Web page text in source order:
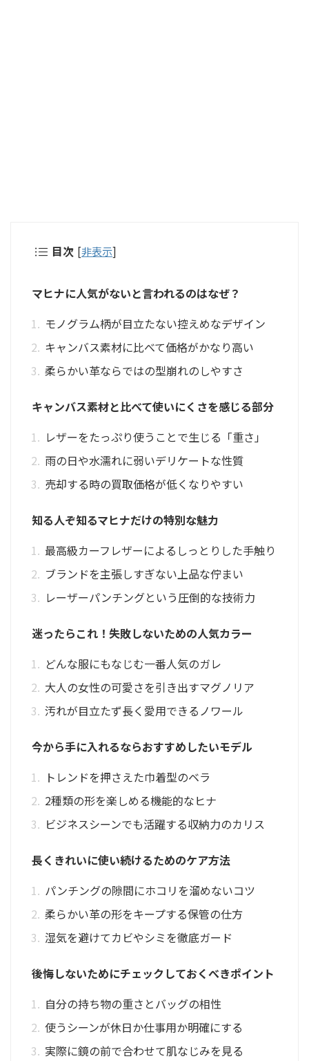
目次 [非表示]
マヒナに人気がないと言われるのはなぜ？
モノグラム柄が目立たない控えめなデザイン
キャンバス素材に比べて価格がかなり高い
柔らかい革ならではの型崩れのしやすさ
キャンバス素材と比べて使いにくさを感じる部分
レザーをたっぷり使うことで生じる「重さ」
雨の日や水濡れに弱いデリケートな性質
売却する時の買取価格が低くなりやすい
知る人ぞ知るマヒナだけの特別な魅力
最高級カーフレザーによるしっとりした手触り
ブランドを主張しすぎない上品な佇まい
レーザーパンチングという圧倒的な技術力
迷ったらこれ！失敗しないための人気カラー
どんな服にもなじむ一番人気のガレ
大人の女性の可愛さを引き出すマグノリア
汚れが目立たず長く愛用できるノワール
今から手に入れるならおすすめしたいモデル
トレンドを押さえた巾着型のベラ
2種類の形を楽しめる機能的なヒナ
ビジネスシーンでも活躍する収納力のカリス
長くきれいに使い続けるためのケア方法
パンチングの隙間にホコリを溜めないコツ
柔らかい革の形をキープする保管の仕方
湿気を避けてカビやシミを徹底ガード
後悔しないためにチェックしておくべきポイント
自分の持ち物の重さとバッグの相性
使うシーンが休日か仕事用か明確にする
実際に鏡の前で合わせて肌なじみを見る